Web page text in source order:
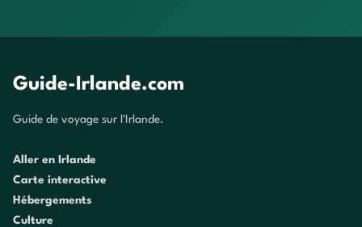
Guide-Irlande.com
Guide de voyage sur l'Irlande.
Aller en Irlande
Carte interactive
Hébergements
Culture